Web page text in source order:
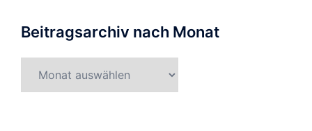
Beitragsarchiv nach Monat